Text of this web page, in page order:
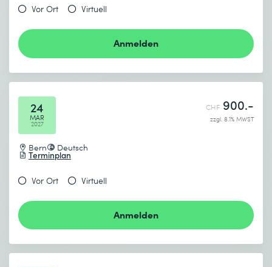
Vor Ort Virtuell
Anmelden
24
MAR
2027
Bern Deutsch
Terminplan
CHF 900.-
zzgl. 8.1% MWST
Vor Ort Virtuell
Anmelden